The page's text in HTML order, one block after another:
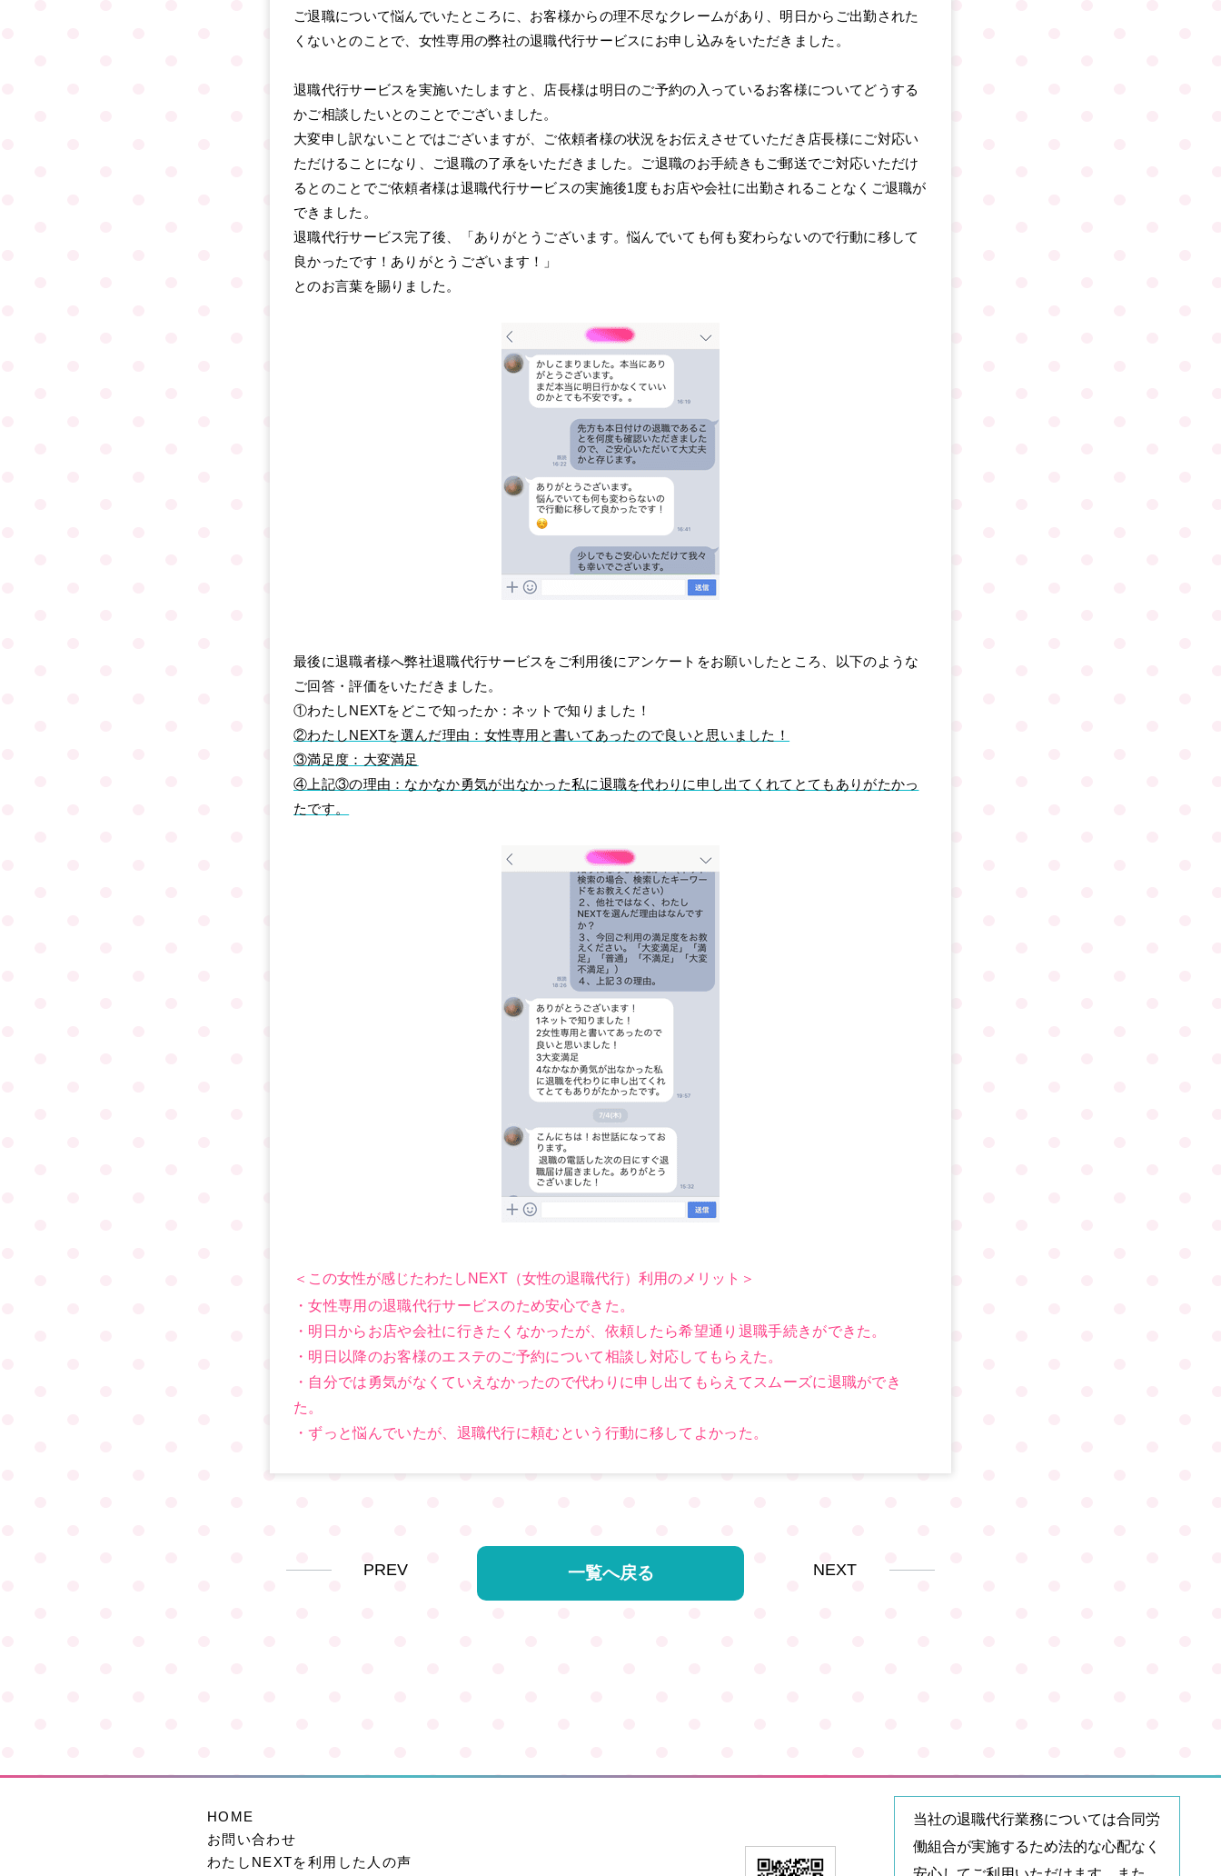
ご退職について悩んでいたところに、お客様からの理不尽なクレームがあり、明日からご出勤された
くないとのことで、女性専用の弊社の退職代行サービスにお申し込みをいただきました。
退職代行サービスを実施いたしますと、店長様は明日のご予約の入っているお客様についてどうする
かご相談したいとのことでございました。
大変申し訳ないことではございますが、ご依頼者様の状況をお伝えさせていただき店長様にご対応い
ただけることになり、ご退職の了承をいただきました。ご退職のお手続きもご郵送でご対応いただけ
るとのことでご依頼者様は退職代行サービスの実施後1度もお店や会社に出勤されることなくご退職が
できました。
退職代行サービス完了後、「ありがとうございます。悩んでいても何も変わらないので行動に移して
良かったです！ありがとうございます！」
とのお言葉を賜りました。
最後に退職者様へ弊社退職代行サービスをご利用後にアンケートをお願いしたところ、以下のような
ご回答・評価をいただきました。
①わたしNEXTをどこで知ったか：ネットで知りました！
②わたしNEXTを選んだ理由：女性専用と書いてあったので良いと思いました！
③満足度：大変満足
④上記③の理由：なかなか勇気が出なかった私に退職を代わりに申し出てくれてとてもありがたかっ
たです。
＜この女性が感じたわたしNEXT（女性の退職代行）利用のメリット＞
・女性専用の退職代行サービスのため安心できた。
・明日からお店や会社に行きたくなかったが、依頼したら希望通り退職手続きができた。
・明日以降のお客様のエステのご予約について相談し対応してもらえた。
・自分では勇気がなくていえなかったので代わりに申し出てもらえてスムーズに退職ができ
た。
・ずっと悩んでいたが、退職代行に頼むという行動に移してよかった。
一覧へ戻る
PREV NEXT
HOME
お問い合わせ
わたしNEXTを利用した人の声
当社の退職代行業務については合同労
働組合が実施するため法的な心配なく